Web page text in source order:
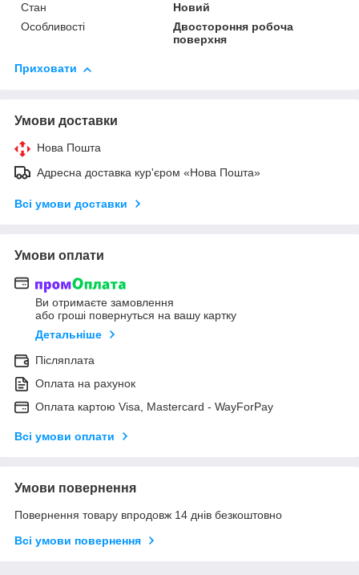
Стан
Новий
Особливості
Двостороння робоча
поверхня
Приховати
Умови доставки
Нова Пошта
Адресна доставка кур'єром «Нова Пошта»
Всі умови доставки
Умови оплати
Ви отримаєте замовлення
або гроші повернуться на вашу картку
Детальніше
Післяплата
Оплата на рахунок
Оплата картою Visa, Mastercard - WayForPay
Всі умови оплати
Умови повернення
Повернення товару впродовж 14 днів безкоштовно
Всі умови повернення